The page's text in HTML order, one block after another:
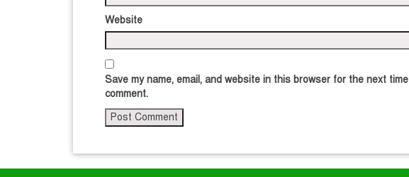
Website
Save my name, email, and website in this browser for the next time I
comment.